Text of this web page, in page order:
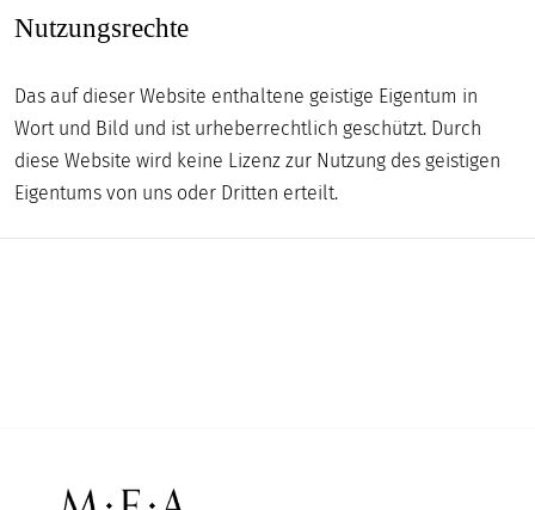
Nutzungsrechte
Das auf dieser Website enthaltene geistige Eigentum in
Wort und Bild und ist urheberrechtlich geschützt. Durch
diese Website wird keine Lizenz zur Nutzung des geistigen
Eigentums von uns oder Dritten erteilt.